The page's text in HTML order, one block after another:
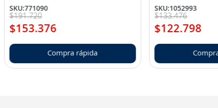
SKU:771090
$191.720
$153.376
Compra rápida
SKU:1052993
$133.476
$122.798